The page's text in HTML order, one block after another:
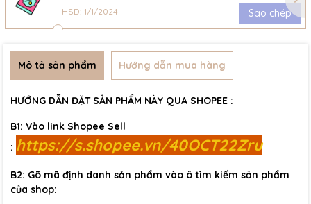
HSD: 1/1/2024
Sao chép
Mô tả sản phẩm Hướng dẫn mua hàng
HƯỚNG DẪN ĐẶT SẢN PHẨM NÀY QUA SHOPEE :
B1: Vào link Shopee Sell
: https://s.shopee.vn/40OCT22Zru
B2: Gõ mã định danh sản phẩm vào ô tìm kiếm sản phẩm
của shop: